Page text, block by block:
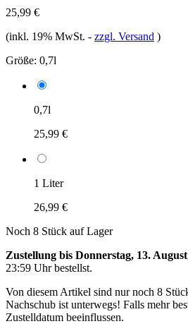
25,99 €
(inkl. 19% MwSt. - zzgl. Versand )
Größe: 0,7l
0,7l
25,99 €
1 Liter
26,99 €
Noch 8 Stück auf Lager
Zustellung bis Donnerstag, 13. August
23:59 Uhrbestellst.
Von diesem Artikel sind nur noch 8
Nachschub ist unterwegs! Falls mehr
Zustelldatum beeinflussen.